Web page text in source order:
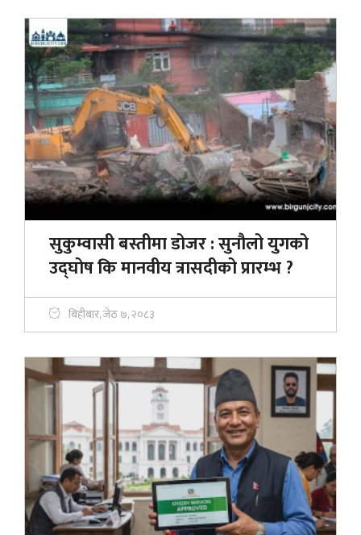
सुकुम्वासी बस्तीमा डोजर : सुनौलो युगको
उद्घोष कि मानवीय त्रासदीको प्रारम्भ ?
बिहीबार, जेठ ७, २०८३